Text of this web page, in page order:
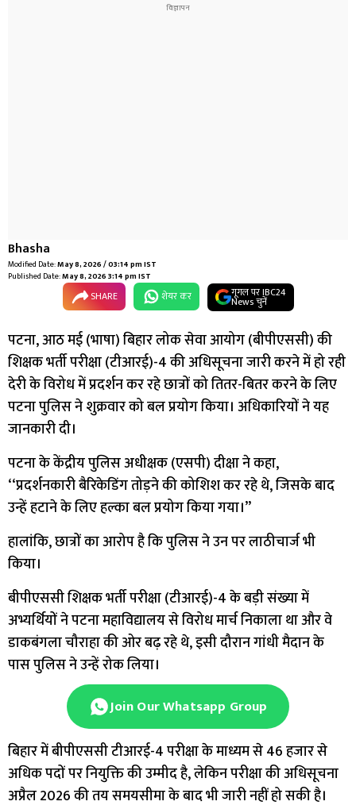
Bhasha
Modified Date:May 8, 2026 / 03:14 pm IST
Published Date:May 8, 2026 3:14 pm IST
SHARE शेयर कर गूगल पर IBC24
News चुनें
पटना, आठ मई (भाषा) बिहार लोक सेवा आयोग (बीपीएससी) की
शिक्षक भर्ती परीक्षा (टीआरई)-4 की अधिसूचना जारी करने में हो रही
देरी के विरोध में प्रदर्शन कर रहे छात्रों को तितर-बितर करने के लिए
पटना पुलिस ने शुक्रवार को बल प्रयोग किया। अधिकारियों ने यह
जानकारी दी।
पटना के केंद्रीय पुलिस अधीक्षक (एसपी) दीक्षा ने कहा,
‘‘प्रदर्शनकारी बैरिकेडिंग तोड़ने की कोशिश कर रहे थे, जिसके बाद
उन्हें हटाने के लिए हल्का बल प्रयोग किया गया।’’
हालांकि, छात्रों का आरोप है कि पुलिस ने उन पर लाठीचार्ज भी
किया।
बीपीएससी शिक्षक भर्ती परीक्षा (टीआरई)-4 के बड़ी संख्या में
अभ्यर्थियों ने पटना महाविद्यालय से विरोध मार्च निकाला था और वे
डाकबंगला चौराहा की ओर बढ़ रहे थे, इसी दौरान गांधी मैदान के
पास पुलिस ने उन्हें रोक लिया।
Join Our Whatsapp Group
बिहार में बीपीएससी टीआरई-4 परीक्षा के माध्यम से 46 हजार से
अधिक पदों पर नियुक्ति की उम्मीद है, लेकिन परीक्षा की अधिसूचना
अप्रैल 2026 की तय समयसीमा के बाद भी जारी नहीं हो सकी है।